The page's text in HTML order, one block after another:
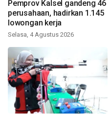
Pemprov Kalsel gandeng 46
perusahaan, hadirkan 1.145
lowongan kerja
Selasa, 4 Agustus 2026